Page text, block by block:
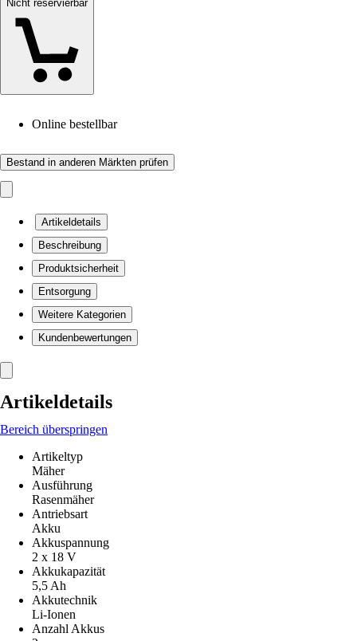
Nicht reservierbar
Online bestellbar
Bestand in anderen Märkten prüfen
Artikeldetails
Beschreibung
Produktsicherheit
Entsorgung
Weitere Kategorien
Kundenbewertungen
Artikeldetails
Bereich überspringen
Artikeltyp
Mäher
Ausführung
Rasenmäher
Antriebsart
Akku
Akkuspannung
2 x 18 V
Akkukapazität
5,5 Ah
Akkutechnik
Li-Ionen
Anzahl Akkus